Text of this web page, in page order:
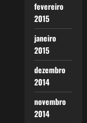
fevereiro
2015
janeiro
2015
dezembro
2014
novembro
2014